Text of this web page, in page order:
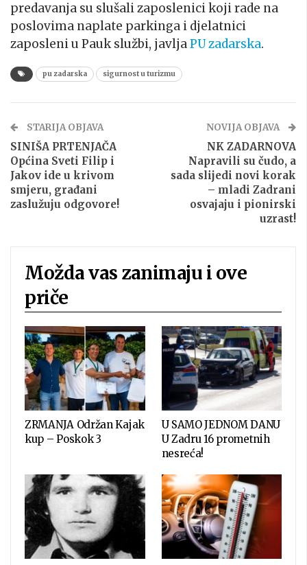
predavanja su slušali zaposlenici koji rade na
poslovima naplate parkinga i djelatnici
zaposleni u Pauk službi, javljaPU zadarska.
pu zadarska sigurnost u turizmu
STARIJA OBJAVA
SINIŠA PRTENJAČA
Općina Sveti Filip i
Jakov ide u krivom
smjeru, građani
zaslužuju odgovore!
NOVIJA OBJAVA
NK ZADARNOVA
Napravili su čudo, a
sada slijedi novi korak
– mladi Zadrani
osvajaju i pionirski
uzrast!
Možda vas zanimaju i ove
priče
ZRMANJA Održan Kajak
kup – Poskok 3
U SAMO JEDNOM DANU
U Zadru 16 prometnih
nesreća!